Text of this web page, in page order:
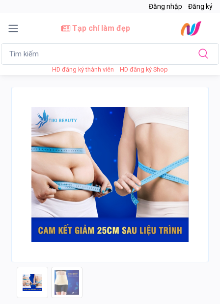
Đăng nhập Đăng ký
Tạp chí làm đẹp
HD đăng ký thành viên HD đăng ký Shop